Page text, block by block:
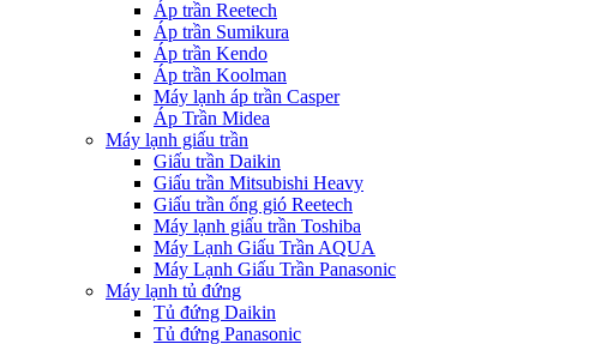
Áp trần Reetech
Áp trần Sumikura
Áp trần Kendo
Áp trần Koolman
Máy lạnh áp trần Casper
Áp Trần Midea
Máy lạnh giấu trần
Giấu trần Daikin
Giấu trần Mitsubishi Heavy
Giấu trần ống gió Reetech
Máy lạnh giấu trần Toshiba
Máy Lạnh Giấu Trần AQUA
Máy Lạnh Giấu Trần Panasonic
Máy lạnh tủ đứng
Tủ đứng Daikin
Tủ đứng Panasonic